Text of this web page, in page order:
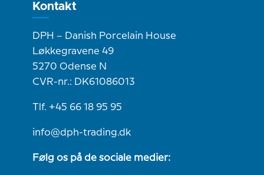
Kontakt
DPH – Danish Porcelain House
Løkkegravene 49
5270 Odense N
CVR-nr.: DK61086013
Tlf. +45 66 18 95 95
info@dph-trading.dk
Følg os på de sociale medier: